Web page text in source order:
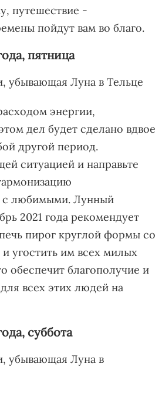
путешествие -
пойдут вам во благо.
пятница
убывающая Луна в Тельце
энергии,
дел будет сделано вдвое
другой период.
ситуацией и направьте
с любимыми. Лунный
2021 года рекомендует
пирог круглой формы со
угостить им всех милых
обеспечит благополучие и
всех этих людей на
суббота
убывающая Луна в